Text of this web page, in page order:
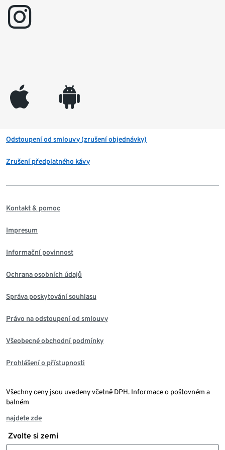
instagram
appleinc android
Odstoupení od smlouvy (zrušení objednávky)
Zrušení předplatného kávy
Kontakt & pomoc
Impresum
Informační povinnost
Ochrana osobních údajů
Správa poskytování souhlasu
Právo na odstoupení od smlouvy
Všeobecné obchodní podmínky
Prohlášení o přístupnosti
Všechny ceny jsou uvedeny včetně DPH. Informace o poštovném a
balném
najdete zde
Zvolte si zemi